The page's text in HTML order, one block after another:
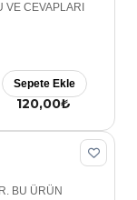
CEVAPLARI
120,00₺
Sepete Ekle
BU ÜRÜN